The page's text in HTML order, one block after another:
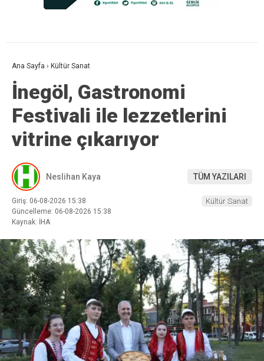
Ana Sayfa › Kültür Sanat
İnegöl, Gastronomi
Festivali ile lezzetlerini
vitrine çıkarıyor
Neslihan Kaya TÜM YAZILARI
Giriş: 06-08-2026 15:38
Güncelleme: 06-08-2026 15:38
Kaynak: İHA
Kültür Sanat